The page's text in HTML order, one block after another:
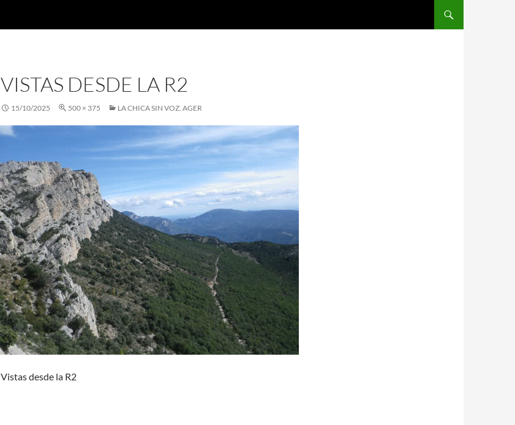
VISTAS DESDE LA R2
15/10/2025 500 × 375 LA CHICA SIN VOZ. AGER
Vistas desde la R2